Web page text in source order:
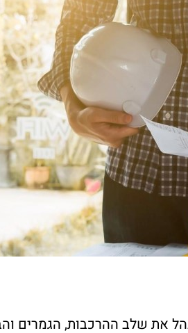
את שלב ההרכבות, הגמרים